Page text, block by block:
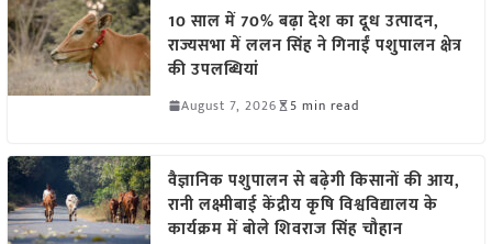
10 साल में 70% बढ़ा देश का दूध उत्पादन,
राज्यसभा में ललन सिंह ने गिनाईं पशुपालन क्षेत्र
की उपलब्धियां
August 7, 2026 5 min read
वैज्ञानिक पशुपालन से बढ़ेगी किसानों की आय,
रानी लक्ष्मीबाई केंद्रीय कृषि विश्वविद्यालय के
कार्यक्रम में बोले शिवराज सिंह चौहान